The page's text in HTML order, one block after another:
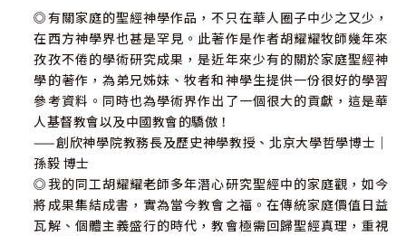
◎有關家庭的聖經神學作品，不只在華人圈子中少之又少，
在西方神學界也甚是罕見。此著作是作者胡耀耀牧師幾年來
孜孜不倦的學術研究成果，是近年來少有的關於家庭聖經神
學的著作，為弟兄姊妹、牧者和神學生提供一份很好的學習
參考資料。同時也為學術界作出了一個很大的貢獻，這是華
人基督教會以及中國教會的驕傲！
——創欣神學院教務長及歷史神學教授、北京大學哲學博士｜
孫毅 博士
◎我的同工胡耀耀老師多年潛心研究聖經中的家庭觀，如今
將成果集結成書，實為當今教會之福。在傳統家庭價值日益
瓦解、個體主義盛行的時代，教會極需回歸聖經真理，重視